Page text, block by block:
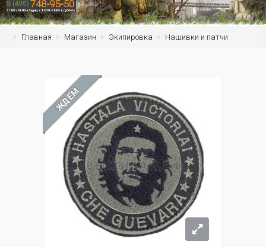
Главная Магазин Экипировка Нашивки и патчи
ЖДЁМ